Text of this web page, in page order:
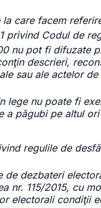
care facem
privind Codul de
nu pot fi difuzate
descrieri,
sau ale actelor
lege nu poate fi
a păgubi pe altul
regulile de
de dezbateri
nr. 115/2015, cu
electorali condiţii